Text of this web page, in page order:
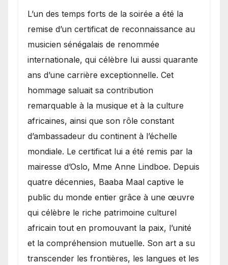
​L’un des temps forts de la soirée a été la
remise d’un certificat de reconnaissance au
musicien sénégalais de renommée
internationale, qui célèbre lui aussi quarante
ans d’une carrière exceptionnelle. Cet
hommage saluait sa contribution
remarquable à la musique et à la culture
africaines, ainsi que son rôle constant
d’ambassadeur du continent à l’échelle
mondiale. Le certificat lui a été remis par la
mairesse d’Oslo, Mme Anne Lindboe. Depuis
quatre décennies, Baaba Maal captive le
public du monde entier grâce à une œuvre
qui célèbre le riche patrimoine culturel
africain tout en promouvant la paix, l’unité
et la compréhension mutuelle. Son art a su
transcender les frontières, les langues et les